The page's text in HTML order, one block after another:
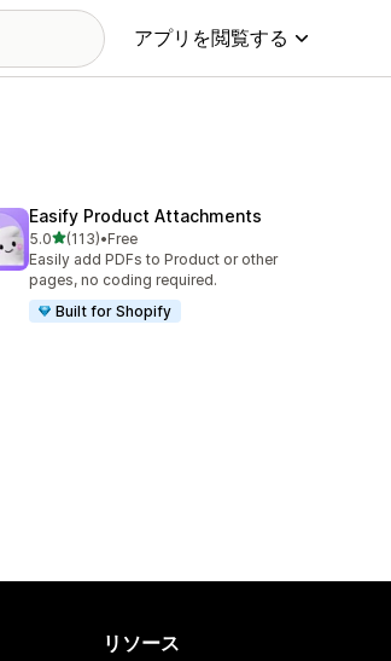
アプリを閲覧する
Easify Product Attachments
5.05つ星中
(113)
合計レビュー数：113件
•Free
Easily add PDFs to Product or other
pages, no coding required.
Built for Shopify
リソース